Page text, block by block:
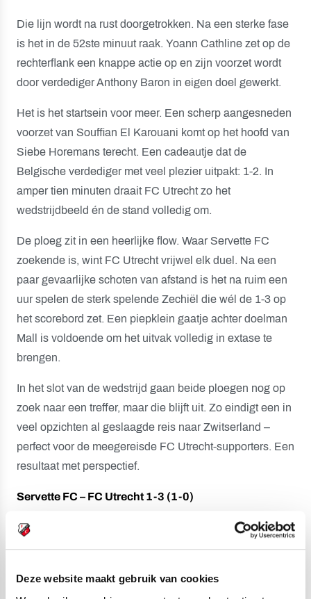
Deze website maakt gebruik van cookies
Die lijn wordt na rust doorgetrokken. Na een sterke fase
is het in de 52ste minuut raak. Yoann Cathline zet op de
rechterflank een knappe actie op en zijn voorzet wordt
door verdediger Anthony Baron in eigen doel gewerkt.
Het is het startsein voor meer. Een scherp aangesneden
voorzet van Souffian El Karouani komt op het hoofd van
Siebe Horemans terecht. Een cadeautje dat de
Belgische verdediger met veel plezier uitpakt: 1-2. In
amper tien minuten draait FC Utrecht zo het
wedstrijdbeeld én de stand volledig om.
De ploeg zit in een heerlijke flow. Waar Servette FC
zoekende is, wint FC Utrecht vrijwel elk duel. Na een
paar gevaarlijke schoten van afstand is het na ruim een
uur spelen de sterk spelende Zechiël die wél de 1-3 op
het scorebord zet. Een piepklein gaatje achter doelman
Mall is voldoende om het uitvak volledig in extase te
brengen.
In het slot van de wedstrijd gaan beide ploegen nog op
zoek naar een treffer, maar die blijft uit. Zo eindigt een in
veel opzichten al geslaagde reis naar Zwitserland –
perfect voor de meegereisde FC Utrecht-supporters. Een
resultaat met perspectief.
Servette FC – FC Utrecht 1-3 (1-0)
52. Anthony Baron (eigen doelpunt) 1-1
63. Gjivai Zechiël 1-3